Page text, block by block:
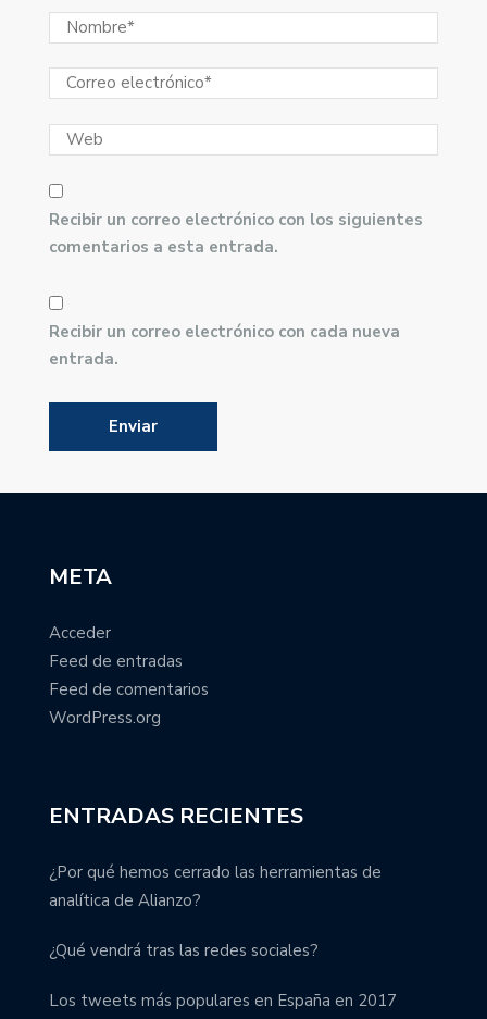
Recibir un correo electrónico con los siguientes
comentarios a esta entrada.
Recibir un correo electrónico con cada nueva
entrada.
META
Acceder
Feed de entradas
Feed de comentarios
WordPress.org
ENTRADAS RECIENTES
¿Por qué hemos cerrado las herramientas de
analítica de Alianzo?
¿Qué vendrá tras las redes sociales?
Los tweets más populares en España en 2017